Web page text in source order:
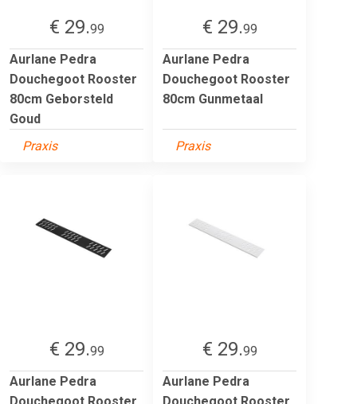
€ 29.99
Aurlane Pedra
Douchegoot Rooster
80cm Geborsteld
Goud
Praxis
€ 29.99
Aurlane Pedra
Douchegoot Rooster
80cm Gunmetaal
Praxis
€ 29.99
Aurlane Pedra
€ 29.99
Aurlane Pedra